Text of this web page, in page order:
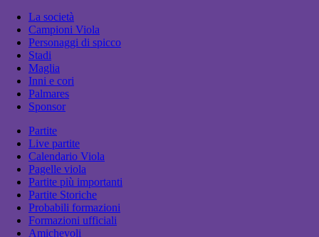
La società
Campioni Viola
Personaggi di spicco
Stadi
Maglia
Inni e cori
Palmares
Sponsor
Partite
Live partite
Calendario Viola
Pagelle viola
Partite più importanti
Partite Storiche
Probabili formazioni
Formazioni ufficiali
Amichevoli